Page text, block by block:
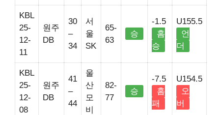
KBL
25-
12-
11
원주
DB
30
–
34
서
울
SK
65-
63
승
-1.5
홈
승
U155.5
언
더
KBL
25-
12-
08
원주
DB
41
–
44
울
산
모
비
82-
77
승
-7.5
홈
패
U154.5
오
버